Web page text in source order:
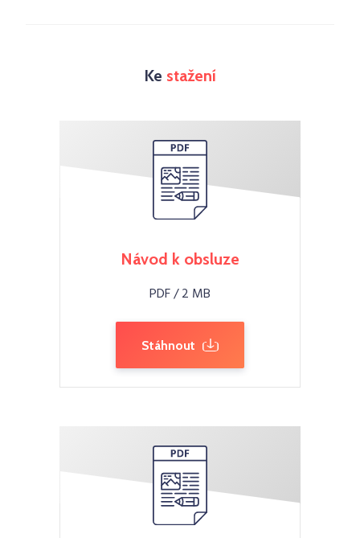
Ke stažení
Návod k obsluze
PDF / 2 MB
Stáhnout